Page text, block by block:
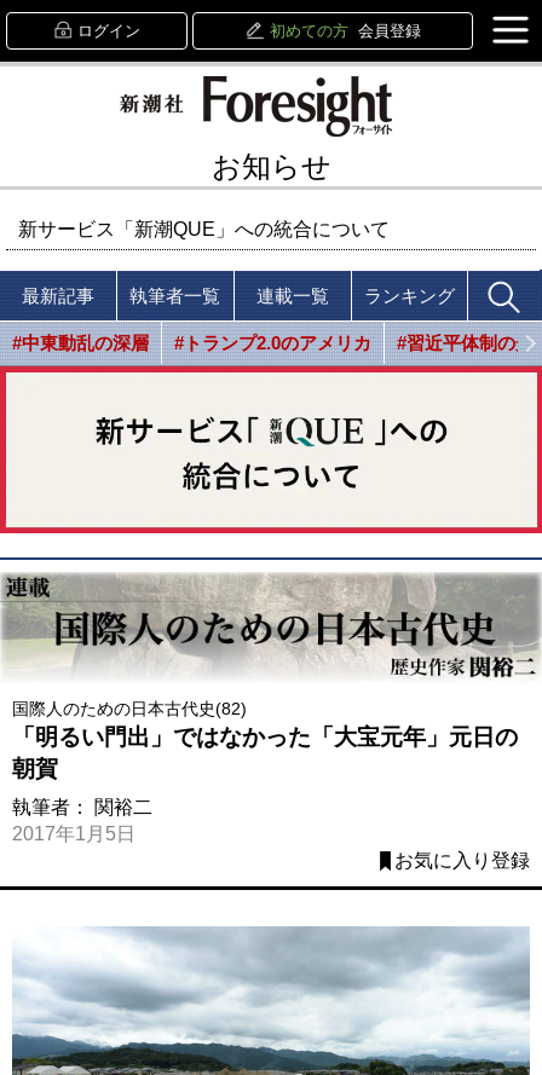
ログイン 初めての方 会員登録
お知らせ
新サービス「新潮QUE」への統合について
最新記事 執筆者一覧 連載一覧 ランキング
#中東動乱の深層 #トランプ2.0のアメリカ #習近平体制の光
国際人のための日本古代史(82)
「明るい門出」ではなかった「大宝元年」元日の
朝賀
執筆者： 関裕二
2017年1月5日
お気に入り登録